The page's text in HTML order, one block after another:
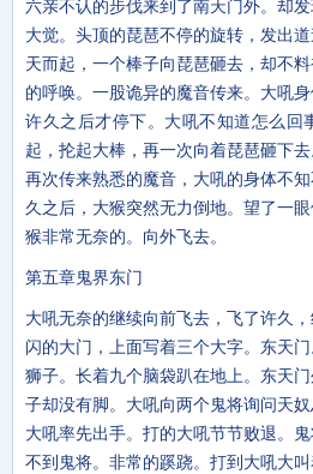
六亲不认的步伐来到了南天门外。却
大觉。头顶的琵琶不停的旋转，发出
天而起，一个棒子向琵琶砸去，却不
的呼唤。一股诡异的魔音传来。大吼
许久之后才停下。大吼不知道怎么回
起，抡起大棒，再一次向着琵琶砸下
再次传来熟悉的魔音，大吼的身体不
久之后，大猴突然无力倒地。望了一
猴非常无奈的。向外飞去。
第五章鬼界东门
大吼无奈的继续向前飞去，飞了许久
闪的大门，上面写着三个大字。东天
狮子。长着九个脑袋趴在地上。东天
子却没有脚。大吼向两个鬼将询问天
大吼率先出手。打的大吼节节败退。
不到鬼将。非常的蹊跷。打到大吼大